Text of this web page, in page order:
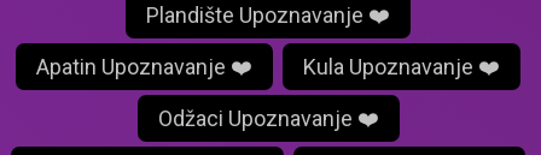
Plandište Upoznavanje ❤️
Apatin Upoznavanje ❤️ Kula Upoznavanje ❤️
Odžaci Upoznavanje ❤️